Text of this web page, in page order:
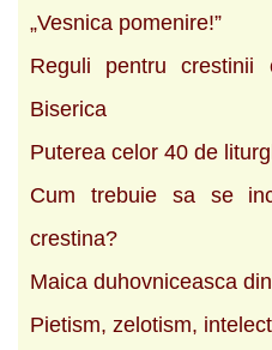
„Vesnica pomenire!”
Reguli pentru
Biserica
Puterea celor 40 de
Cum trebuie sa se
crestina?
Maica duhovniceasca
Pietism, zelotism,